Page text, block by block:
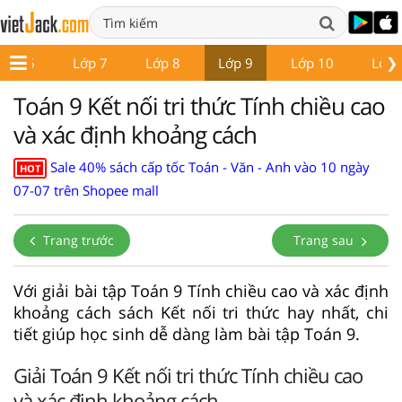
❯
Lớp 6 Lớp 7 Lớp 8 Lớp 9 Lớp 10 Lớp
Toán 9 Kết nối tri thức Tính chiều cao
và xác định khoảng cách
HOT
Sale 40% sách cấp tốc Toán - Văn - Anh vào 10 ngày
07-07 trên Shopee mall
Trang trước Trang sau
Với giải bài tập Toán 9 Tính chiều cao và xác định
khoảng cách sách Kết nối tri thức hay nhất, chi
tiết giúp học sinh dễ dàng làm bài tập Toán 9.
Giải Toán 9 Kết nối tri thức Tính chiều cao